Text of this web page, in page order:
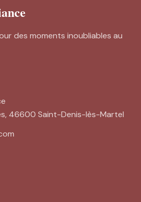
des moments inoubliables au
46600 Saint-Denis-lès-Martel